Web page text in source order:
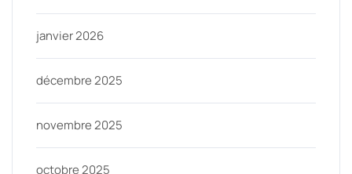
janvier 2026
décembre 2025
novembre 2025
octobre 2025